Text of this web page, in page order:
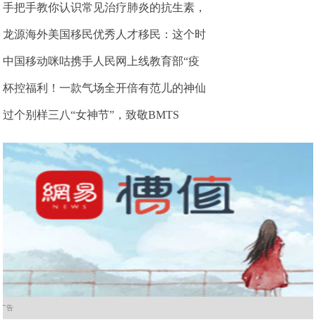
手把手教你认识常见治疗肺炎的抗生素，
龙源海外美国移民优秀人才移民：这个时
中国移动咪咕携手人民网上线教育部“疫
杯控福利！一款气场全开倍有范儿的神仙
过个别样三八“女神节”，致敬BMTS
广告